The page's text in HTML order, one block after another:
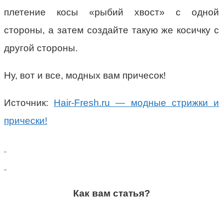
плетение косы «рыбий хвост» с одной
стороны, а затем создайте такую же косичку с
другой стороны.
Ну, вот и все, модных вам причесок!
Источник: Hair-Fresh.ru — модные стрижки и
прически!
Как вам статья?